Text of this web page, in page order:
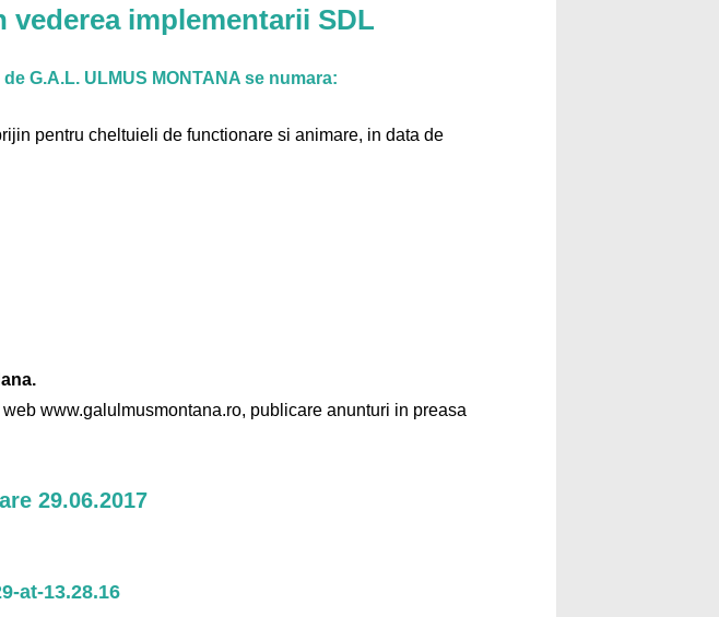
implementarii SDL
G.A.L. ULMUS MONTANA se numara:
pentru cheltuieli de functionare si animare, in data de
www.galulmusmontana.ro, publicare anunturi in preasa
29.06.2017
at-13.28.16